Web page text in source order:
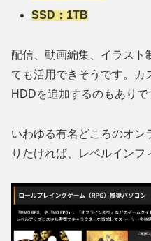
SSD：1TB
配信、動画編集、イラスト
ても活用できそうです。
HDDを追加するのもありで
いわゆる有名どころのオン
りたければ、レベルインフ